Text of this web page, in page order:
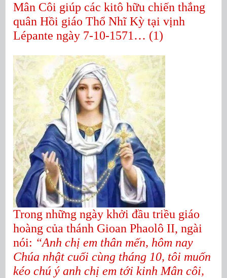
Mân Côi giúp các kitô hữu chiến thắng
quân Hồi giáo Thổ Nhĩ Kỳ tại vịnh
Lépante ngày 7-10-1571… (1)
Trong những ngày khởi đầu triều giáo
hoàng của thánh Gioan Phaolô II, ngài
nói: “Anh chị em thân mến, hôm nay
Chúa nhật cuối cùng tháng 10, tôi muốn
kéo chú ý anh chị em tới kinh Mân côi,